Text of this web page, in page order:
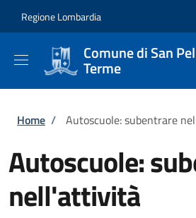
Regione Lombardia
Comune di San
Terme
Briciole di pane
Home / Autoscuole: subentrare
Autoscuole:
nell'attività